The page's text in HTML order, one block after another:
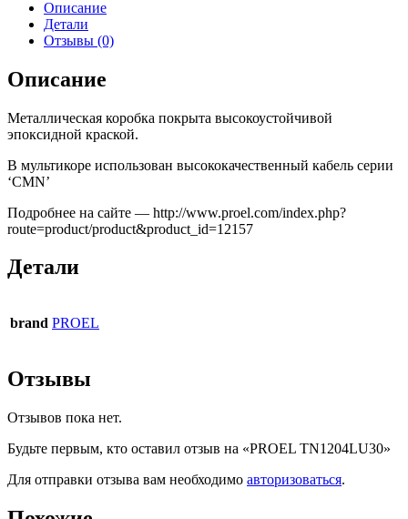
Описание
Детали
Отзывы (0)
Описание
Металлическая коробка покрыта высокоустойчивой
эпоксидной краской.
В мультикоре использован высококачественный кабель серии
‘CMN’
Подробнее на сайте — http://www.proel.com/index.php?
route=product/product&product_id=12157
Детали
brand PROEL
Отзывы
Отзывов пока нет.
Будьте первым, кто оставил отзыв на «PROEL TN1204LU30»
Для отправки отзыва вам необходимо авторизоваться.